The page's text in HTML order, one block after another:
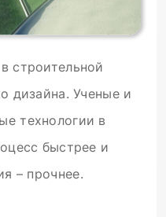
строительной
дизайна. Ученые и
технологии в
быстрее и
– прочнее.